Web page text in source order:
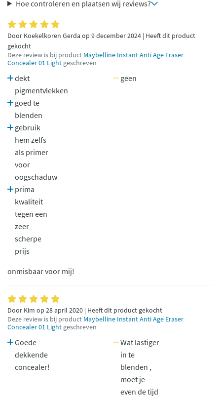
Hoe controleren en plaatsen wij reviews?
Door Koekelkoren Gerda op 9 december 2024 | Heeft dit product
gekocht
Deze review is bij product Maybelline Instant Anti Age Eraser
Concealer 01 Light geschreven
dekt
pigmentvlekken
goed te
blenden
gebruik
hem zelfs
als primer
voor
oogschaduw
prima
kwaliteit
tegen een
zeer
scherpe
prijs
geen
onmisbaar voor mij!
Door Kim op 28 april 2020 | Heeft dit product gekocht
Deze review is bij product Maybelline Instant Anti Age Eraser
Concealer 01 Light geschreven
Goede
dekkende
concealer!
Wat lastiger
in te
blenden ,
moet je
even de tijd